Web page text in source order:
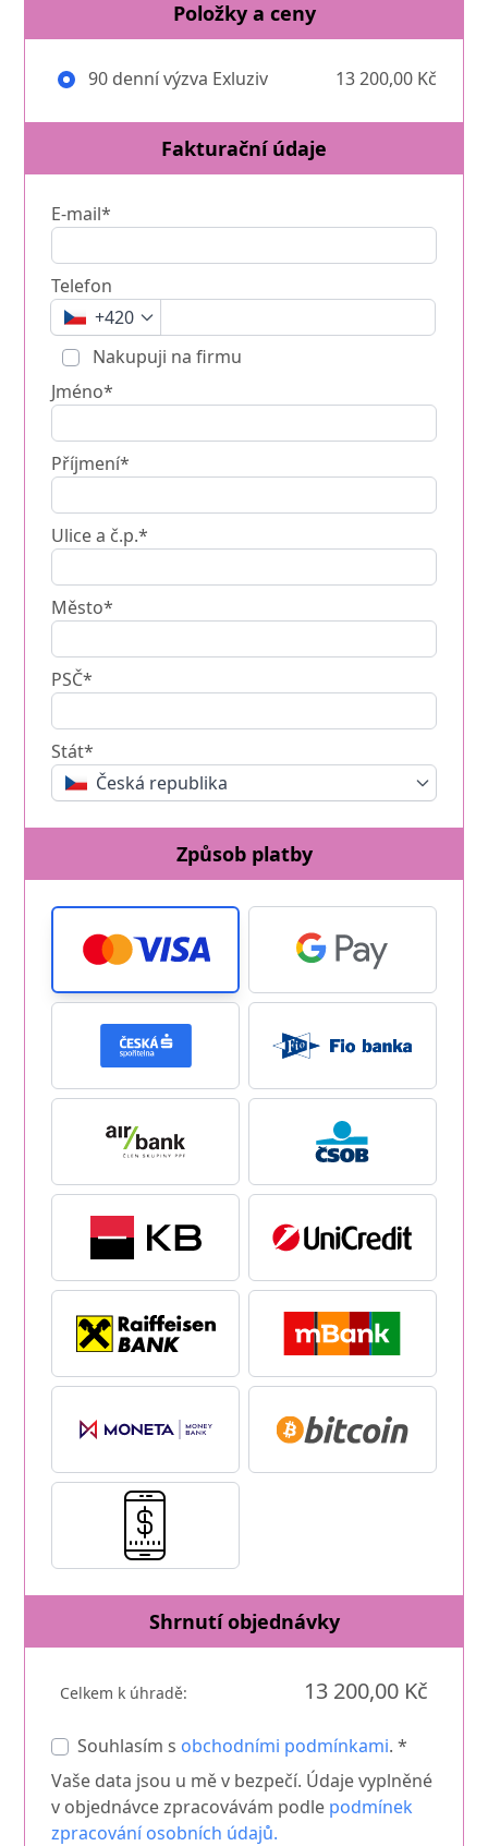
Položky a ceny
90 denní výzva Exluziv 13 200,00 Kč
Fakturační údaje
E-mail*
Telefon
+420
Nakupuji na firmu
Jméno*
Příjmení*
Ulice a č.p.*
Město*
PSČ*
Stát*
Česká republika
Způsob platby
Shrnutí objednávky
Celkem k úhradě: 13 200,00 Kč
Souhlasím s obchodními podmínkami. *
Vaše data jsou u mě v bezpečí. Údaje vyplněné
v objednávce zpracovávám podle podmínek
zpracování osobních údajů.